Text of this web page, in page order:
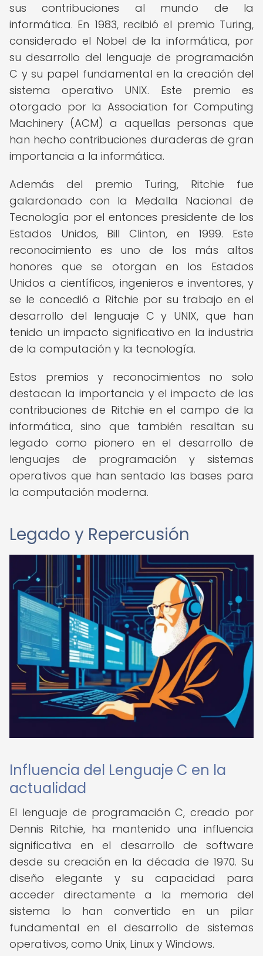
sus contribuciones al mundo de la
informática. En 1983, recibió el premio Turing,
considerado el Nobel de la informática, por
su desarrollo del lenguaje de programación
C y su papel fundamental en la creación del
sistema operativo UNIX. Este premio es
otorgado por la Association for Computing
Machinery (ACM) a aquellas personas que
han hecho contribuciones duraderas de gran
importancia a la informática.
Además del premio Turing, Ritchie fue
galardonado con la Medalla Nacional de
Tecnología por el entonces presidente de los
Estados Unidos, Bill Clinton, en 1999. Este
reconocimiento es uno de los más altos
honores que se otorgan en los Estados
Unidos a científicos, ingenieros e inventores, y
se le concedió a Ritchie por su trabajo en el
desarrollo del lenguaje C y UNIX, que han
tenido un impacto significativo en la industria
de la computación y la tecnología.
Estos premios y reconocimientos no solo
destacan la importancia y el impacto de las
contribuciones de Ritchie en el campo de la
informática, sino que también resaltan su
legado como pionero en el desarrollo de
lenguajes de programación y sistemas
operativos que han sentado las bases para
la computación moderna.
Legado y Repercusión
Influencia del Lenguaje C en la
actualidad
El lenguaje de programación C, creado por
Dennis Ritchie, ha mantenido una influencia
significativa en el desarrollo de software
desde su creación en la década de 1970. Su
diseño elegante y su capacidad para
acceder directamente a la memoria del
sistema lo han convertido en un pilar
fundamental en el desarrollo de sistemas
operativos, como Unix, Linux y Windows.